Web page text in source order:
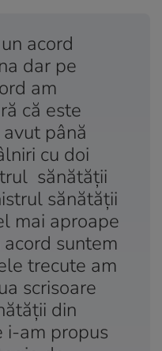
acord
dar pe
am
că este
până
cu doi
sănătăţii
sănătăţii
mai aproape
suntem
trecute am
scrisoare
din
i-am propus